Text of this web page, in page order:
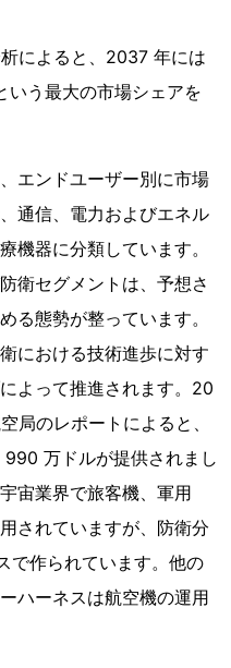
によると、2037 年には
う最大の市場シェアを
エンドユーザー別に市場
通信、電力およびエネル
機器に分類しています。
衛セグメントは、予想さ
る態勢が整っています。
における技術進歩に対す
よって推進されます。20
局のレポートによると、
万ドルが提供されまし
宙業界で旅客機、軍用
されていますが、防衛分
で作られています。他の
ハーネスは航空機の運用